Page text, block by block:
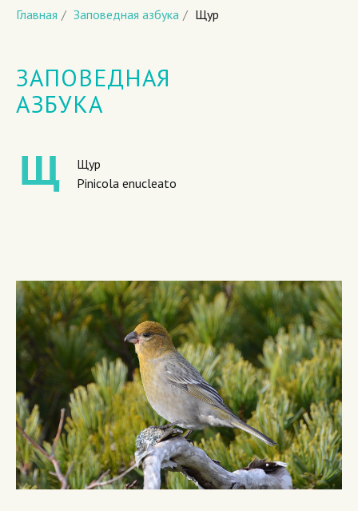
Главная / Заповедная азбука / Щур
ЗАПОВЕДНАЯ
АЗБУКА
Щур
Pinicola enucleato